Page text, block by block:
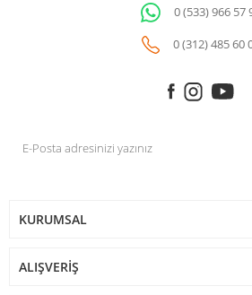
0 (533) 966 57
0 (312) 485 60
KURUMSAL
ALIŞVERİŞ